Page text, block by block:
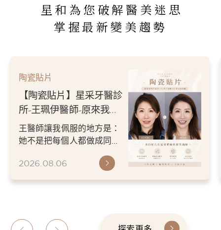
星和為您破解醫美迷思
掌握最新變美趨勢
陶瓷貼片
【陶瓷貼片】星采牙醫診
所-王珮伊醫師-從門牙縫
到自信笑容：美白貼片打
造更精緻的微笑曲線
王珮伊醫師在規劃貼片時，
除了考量牙齒本身條件，也
微笑方式等細節出發，協助
2026.06.26